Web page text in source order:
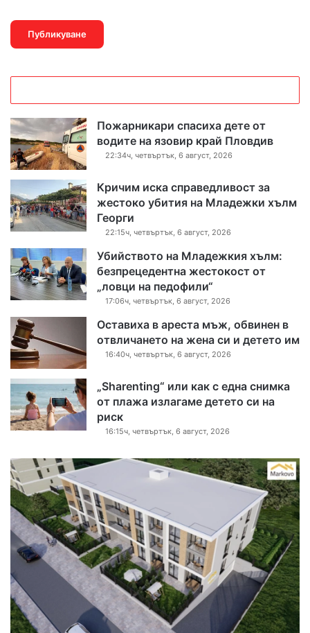
Пожарникари спасиха дете от
водите на язовир край Пловдив
22:34ч, четвъртък, 6 август, 2026
Кричим иска справедливост за
жестоко убития на Младежки хълм
Георги
22:15ч, четвъртък, 6 август, 2026
Убийството на Младежкия хълм:
безпрецедентна жестокост от
„ловци на педофили“
17:06ч, четвъртък, 6 август, 2026
Оставиха в ареста мъж, обвинен в
отвличането на жена си и детето им
16:40ч, четвъртък, 6 август, 2026
„Sharenting“ или как с една снимка
от плажа излагаме детето си на
риск
16:15ч, четвъртък, 6 август, 2026